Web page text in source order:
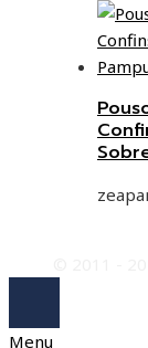
Menu